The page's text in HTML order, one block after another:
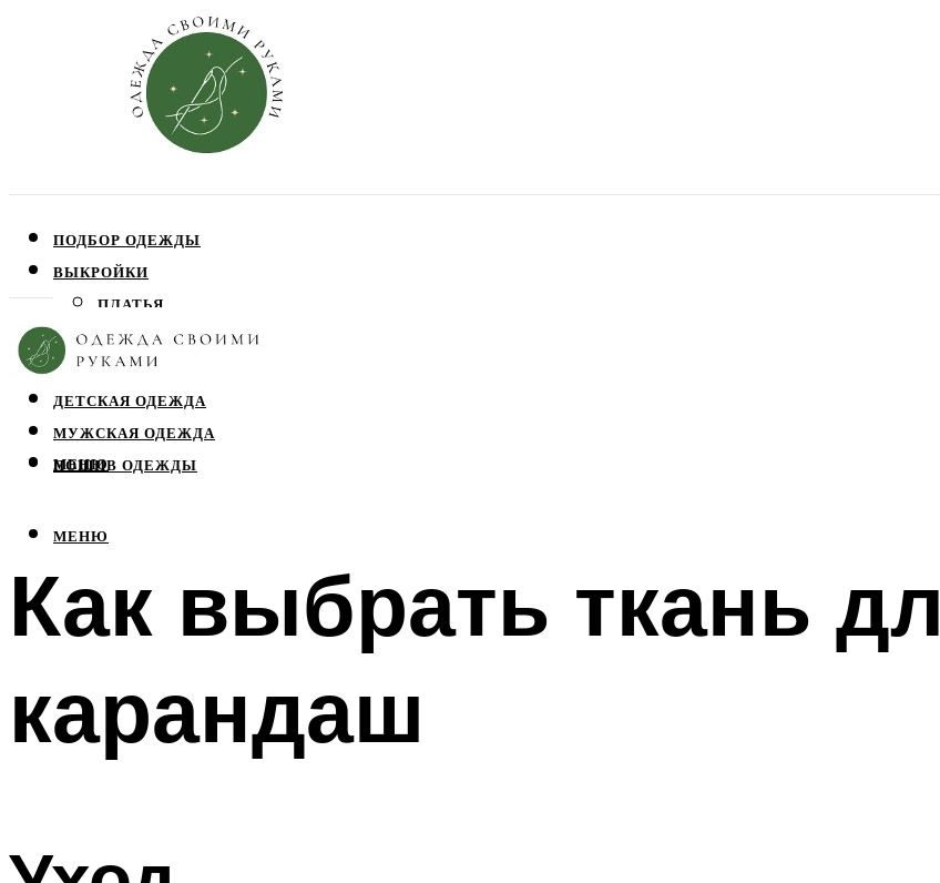
ПОДБОР ОДЕЖДЫ
ВЫКРОЙКИ
ПЛАТЬЯ
ЮБКИ
БЛУЗЫ
ДЕТСКАЯ ОДЕЖДА
МУЖСКАЯ ОДЕЖДА
ПОШИВ ОДЕЖДЫ
МЕНЮ
МЕНЮ
Как выбрать ткань
карандаш